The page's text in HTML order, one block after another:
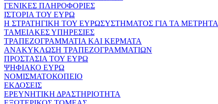
ΓΕΝΙΚΕΣ ΠΛΗΡΟΦΟΡΙΕΣ
ΙΣΤΟΡΙΑ ΤΟΥ ΕΥΡΩ
Η ΣΤΡΑΤΗΓΙΚΗ ΤΟΥ ΕΥΡΩΣΥΣΤΗΜΑΤΟΣ ΓΙΑ ΤΑ ΜΕΤΡΗΤΑ
ΤΑΜΕΙΑΚΕΣ ΥΠΗΡΕΣΙΕΣ
ΤΡΑΠΕΖΟΓΡΑΜΜΑΤΙΑ ΚΑΙ ΚΕΡΜΑΤΑ
ΑΝΑΚΥΚΛΩΣΗ ΤΡΑΠΕΖΟΓΡΑΜΜΑΤΙΩΝ
ΠΡΟΣΤΑΣΙΑ ΤΟΥ ΕΥΡΩ
ΨΗΦΙΑΚΟ ΕΥΡΩ
ΝΟΜΙΣΜΑΤΟΚΟΠΕΙΟ
ΕΚΔΟΣΕΙΣ
ΕΡΕΥΝΗΤΙΚΗ ΔΡΑΣΤΗΡΙΟΤΗΤΑ